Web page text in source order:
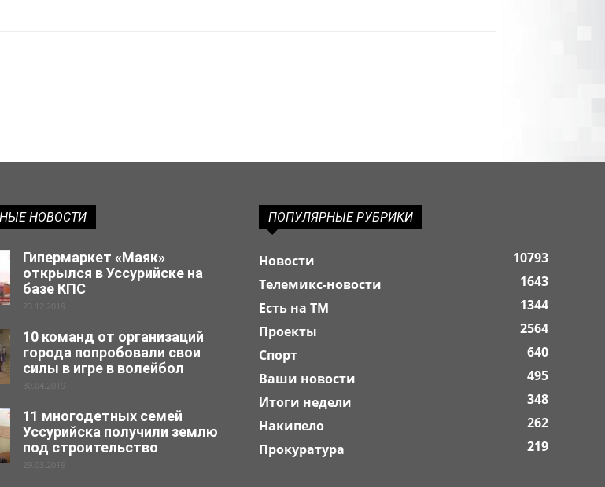
НОВОСТИ
Гипермаркет «Маяк»
открылся в Уссурийске на
базе КПС
23.12.2019
10 команд от организаций
города попробовали свои
силы в игре в волейбол
30.04.2019
11 многодетных семей
Уссурийска получили землю
под строительство
29.03.2019
ПОПУЛЯРНЫЕ РУБРИКИ
Новости
10793
Телемикс-новости
1643
Есть на ТМ
1344
Проекты
2564
Спорт
640
Ваши новости
495
Итоги недели
348
Накипело
262
Прокуратура
219